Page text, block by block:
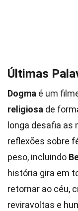
Últimas
Dogma é um
religiosa de
longa desafia as
reflexões sobre
peso, incluindo
história gira em
retornar ao céu,
reviravoltas e